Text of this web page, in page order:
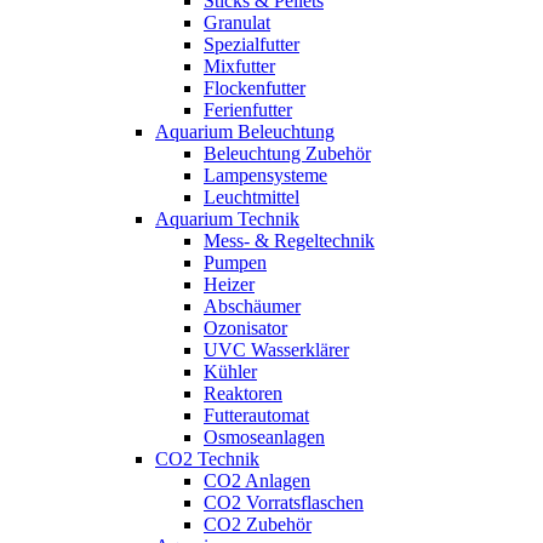
Granulat
Spezialfutter
Mixfutter
Flockenfutter
Ferienfutter
Aquarium Beleuchtung
Beleuchtung Zubehör
Lampensysteme
Leuchtmittel
Aquarium Technik
Mess- & Regeltechnik
Pumpen
Heizer
Abschäumer
Ozonisator
UVC Wasserklärer
Kühler
Reaktoren
Futterautomat
Osmoseanlagen
CO2 Technik
CO2 Anlagen
CO2 Vorratsflaschen
CO2 Zubehör